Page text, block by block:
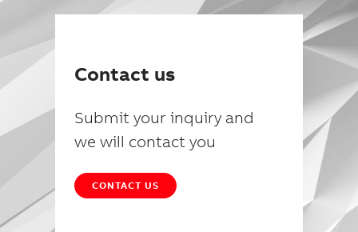
Contact us
Submit your inquiry and
we will contact you
CONTACT US